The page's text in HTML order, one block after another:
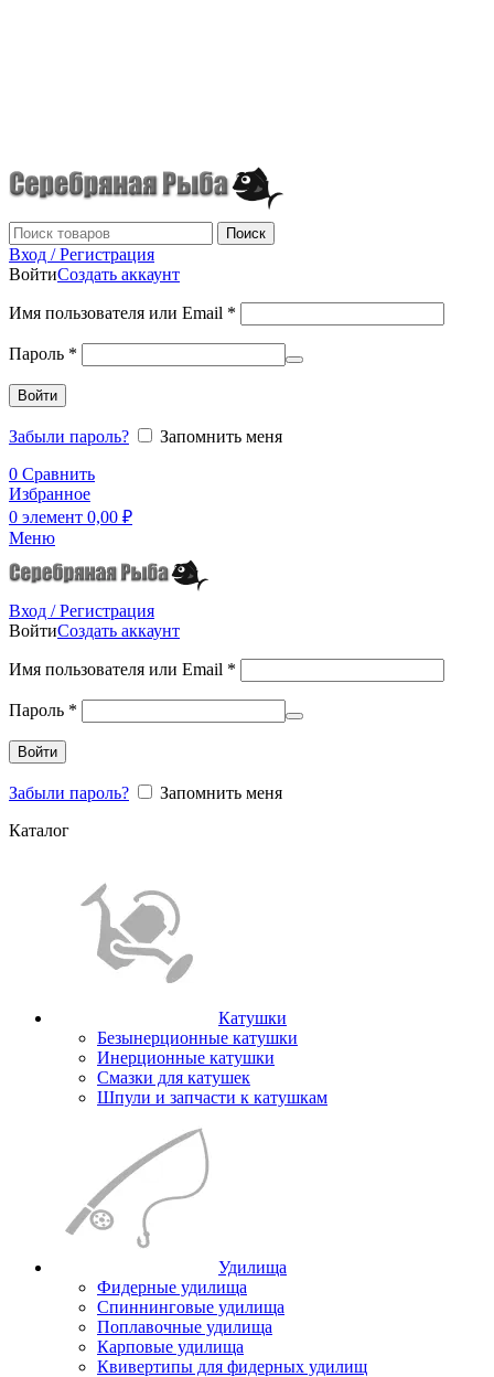
Поиск
Вход / Регистрация
ВойтиСоздать аккаунт
Имя пользователя или Email *
Пароль *
Войти
Забыли пароль?
Запомнить меня
0 Сравнить
Избранное
0 элемент 0,00 ₽
Меню
Вход / Регистрация
ВойтиСоздать аккаунт
Имя пользователя или Email *
Пароль *
Войти
Забыли пароль?
Запомнить меня
Каталог
Катушки
Безынерционные катушки
Инерционные катушки
Смазки для катушек
Шпули и запчасти к катушкам
Удилища
Фидерные удилища
Спиннинговые удилища
Поплавочные удилища
Карповые удилища
Квивертипы для фидерных удилищ